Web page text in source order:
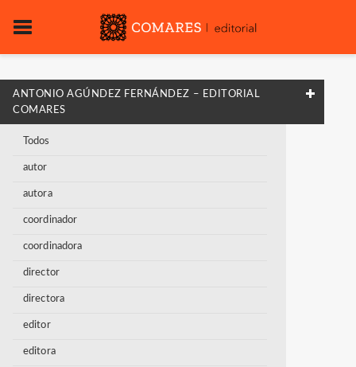
ANTONIO AGÚNDEZ FERNÁNDEZ – EDITORIAL
COMARES
Todos
autor
autora
coordinador
coordinadora
director
directora
editor
editora